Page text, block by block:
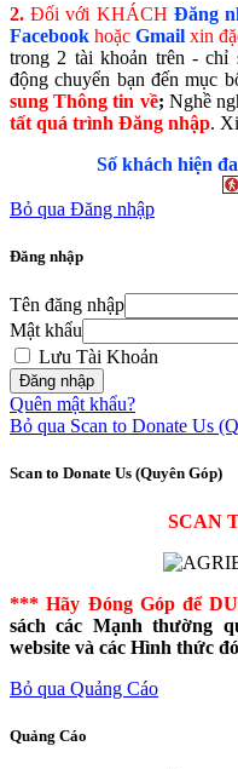
2. Đối với KHÁCH Đăng
Facebook hoặc Gmail xin
trong 2 tài khoản trên - chỉ
động chuyển bạn đến mục
sung Thông tin về; Nghề
tất quá trình Đăng nhập.
Số khách hiện
Bỏ qua Đăng nhập
Đăng nhập
Tên đăng nhập
Mật khẩu
Lưu Tài Khoản
Quên mật khẩu?
Bỏ qua Scan to Donate Us
Scan to Donate Us (Quyên Góp)
SCAN
*** Hãy Đóng Góp để
sách các Mạnh thường
website và các Hình thức
Bỏ qua Quảng Cáo
Quảng Cáo